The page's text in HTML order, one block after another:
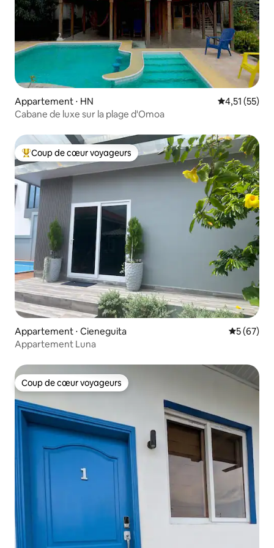
Appartement ⋅ HN Évaluation
4,51 (55)
Cabane de luxe sur la plage d'Omoa
Coups de cœur voyageurs les plus appréciés
Coup de cœur voyageurs
Appartement ⋅ Cieneguita
5 (67)
Appartement Luna
Coup de cœur voyageurs
Coup de cœur voyageurs